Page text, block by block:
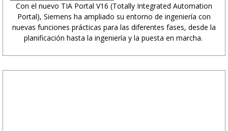
Con el nuevo TIA Portal V16 (Totally Integrated Automation
Portal), Siemens ha ampliado su entorno de ingeniería con
nuevas funciones prácticas para las diferentes fases, desde la
planificación hasta la ingeniería y la puesta en marcha.